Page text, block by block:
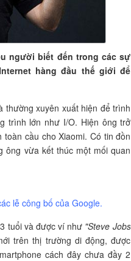
người biết đến trong các sự
hàng đầu thế giới để
xuyên xuất hiện để trình
trình lớn như I/O. Hiện ông trở
cầu cho Xiaomi. Có tin đồn
ông vừa kết thúc một mối quan
lễ công bố của Google.
tuổi và được ví như "Steve Jobs
trên thị trường di động, được
cách đây chưa đầy 2